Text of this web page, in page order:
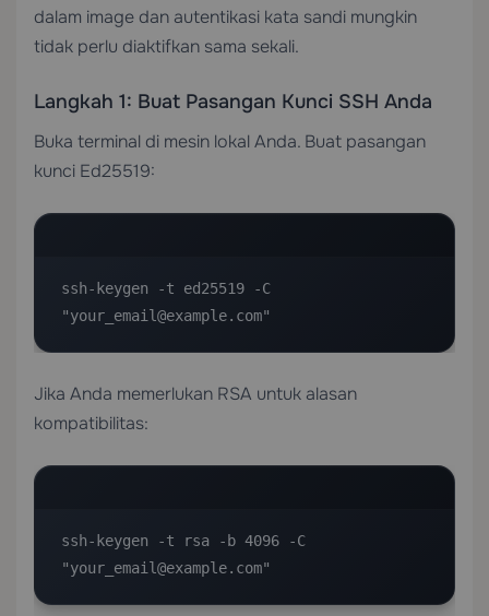
dalam image dan autentikasi kata sandi mungkin
tidak perlu diaktifkan sama sekali.
Langkah 1: Buat Pasangan Kunci SSH Anda
Buka terminal di mesin lokal Anda. Buat pasangan
kunci Ed25519:
ssh-keygen -t ed25519 -C
"your_email@example.com"
Jika Anda memerlukan RSA untuk alasan
kompatibilitas:
ssh-keygen -t rsa -b 4096 -C
"your_email@example.com"